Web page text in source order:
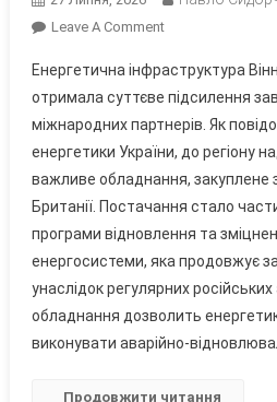
Leave A CommentOn
Британія
Передала
Вінниччині
Критично
Важливе
Обладнання
Для
Енергетична інфраструктура
отримала суттєве підсилення
міжнародних партнерів. Як
енергетики України, до регіону
важливе обладнання, закуплене
Британії. Постачання стало
програми відновлення та
енергосистеми, яка продовжує
унаслідок регулярних
обладнання дозволить
виконувати аварійно-
Продовжити читання